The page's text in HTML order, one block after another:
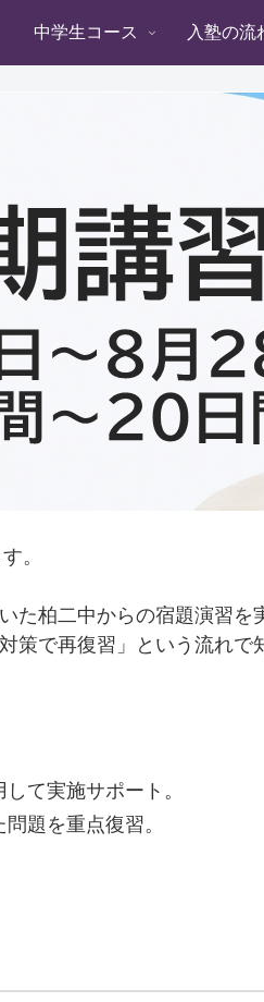
中学生コース 入塾の流
。
た柏二中からの宿題演習
で再復習」という流れで
て実施サポート。
題を重点復習。